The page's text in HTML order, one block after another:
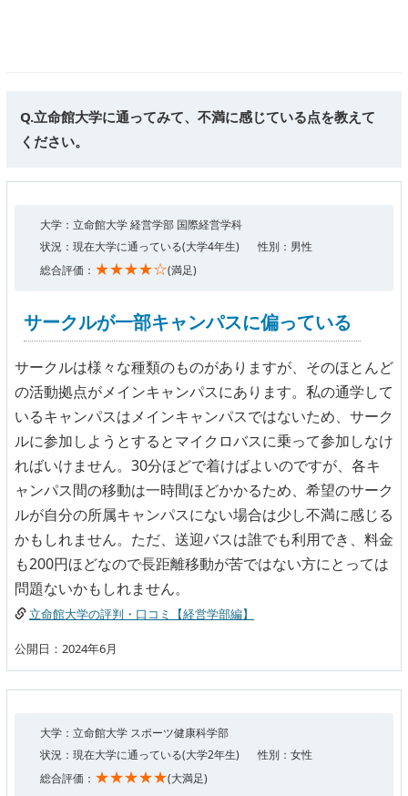
Q.立命館大学に通ってみて、不満に感じている点を教えて
ください。
大学：立命館大学 経営学部 国際経営学科
状況：現在大学に通っている(大学4年生)
性別：男性
総合評価： ★★★★☆(満足)
サークルが一部キャンパスに偏っている
サークルは様々な種類のものがありますが、そのほとんど
の活動拠点がメインキャンパスにあります。私の通学して
いるキャンパスはメインキャンパスではないため、サーク
ルに参加しようとするとマイクロバスに乗って参加しなけ
ればいけません。30分ほどで着けばよいのですが、各キ
ャンパス間の移動は一時間ほどかかるため、希望のサーク
ルが自分の所属キャンパスにない場合は少し不満に感じる
かもしれません。ただ、送迎バスは誰でも利用でき、料金
も200円ほどなので長距離移動が苦ではない方にとっては
問題ないかもしれません。
立命館大学の評判・口コミ【経営学部編】
公開日：2024年6月
大学：立命館大学 スポーツ健康科学部
状況：現在大学に通っている(大学2年生)
性別：女性
総合評価： ★★★★★(大満足)